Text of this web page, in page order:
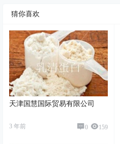
猜你喜欢
天津国慧国际贸易有限公司
3 年前 0 159